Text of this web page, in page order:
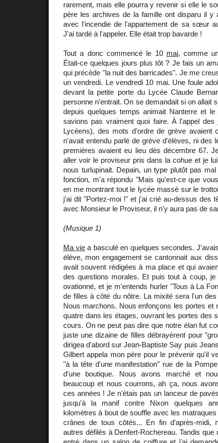
rarement, mais elle pourra y revenir si elle le
père les archives de la famille ont disparu il y
avec l'incendie de l'appartement de sa sœur
J'ai tardé à l'appeler. Elle était trop bavarde !
Tout a donc commencé le 10 mai, comme
Était-ce quelques jours plus tôt ? Je fais un
qui précède "la nuit des barricades". Je me
un vendredi. Le vendredi 10 mai. Une foule
devant la petite porte du Lycée Claude
personne n'entrait. On se demandait si on allait
depuis quelques temps animait Nanterre et
savions pas vraiment quoi faire. À l'appel des
Lycéens), des mots d'ordre de grève avaient
n'avait entendu parlé de grève d'élèves, ni des
premières avaient eu lieu dès décembre 67.
aller voir le proviseur pris dans la cohue et je
nous turlupinait. Depain, un type plutôt pas
fonction, m'a répondu "Mais qu'est-ce que
en me montrant tout le lycée massé sur le
j'ai dit "Portez-moi !" et j'ai crié au-dessus des
avec Monsieur le Proviseur, il n'y aura pas de
(Musique 1)
Ma viea basculé en quelques secondes.
élève, mon engagement se cantonnait aux
avait souvent rédigées à ma place et qui
des questions morales. Et puis tout à coup,
ovationné, et je m'entends hurler "Tous à La
de filles à côté du nôtre. La mixité sera l'un
Nous marchons. Nous enfonçons les portes et
quatre dans les étages, ouvrant les portes des
cours. On ne peut pas dire que notre élan fut
juste une dizaine de filles débrayèrent pour
dirigea d'abord sur Jean-Baptiste Say puis
Gilbert appela mon père pour le prévenir qu'il
"à la tête d'une manifestation" rue de la
d'une boutique. Nous avons marché et
beaucoup et nous courrons, ah ça, nous
ces années ! Je n'étais pas un lanceur de
jusqu'à la manif contre Nixon quelques
kilomètres à bout de souffle avec les
crânes de tous côtés... En fin d'après-midi,
autres défilés à Denfert-Rochereau. Tandis que